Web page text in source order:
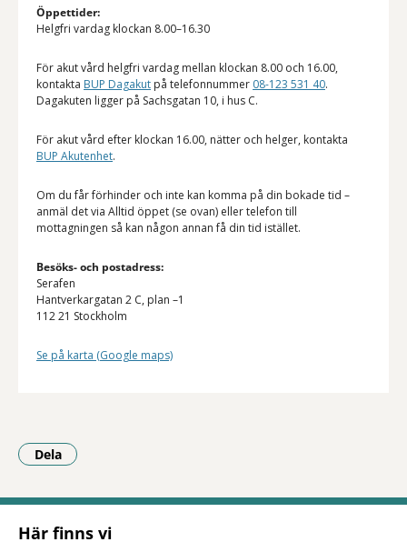
Öppettider:
Helgfri vardag klockan 8.00–16.30
För akut vård helgfri vardag mellan klockan 8.00 och 16.00,
kontakta BUP Dagakut på telefonnummer 08-123 531 40.
Dagakuten ligger på Sachsgatan 10, i hus C.
För akut vård efter klockan 16.00, nätter och helger, kontakta
BUP Akutenhet.
Om du får förhinder och inte kan komma på din bokade tid –
anmäl det via Alltid öppet (se ovan) eller telefon till
mottagningen så kan någon annan få din tid istället.
Besöks- och postadress:
Serafen
Hantverkargatan 2 C, plan –1
112 21 Stockholm
Se på karta (Google maps)
Dela
- Klicka för att öppna delningsalternativ.
Här finns vi